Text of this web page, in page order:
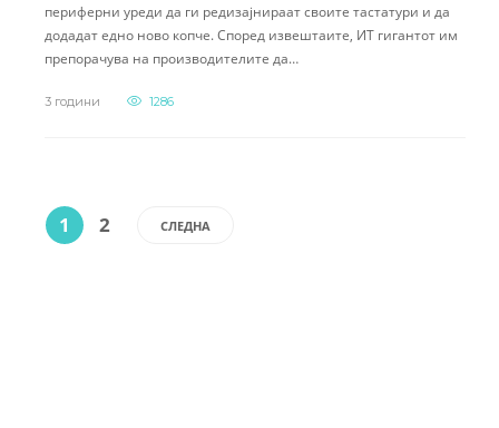
периферни уреди да ги редизајнираат своите тастатури и да
додадат едно ново копче. Според извештаите, ИТ гигантот им
препорачува на производителите да…
3 години 1286
1 2 СЛЕДНА